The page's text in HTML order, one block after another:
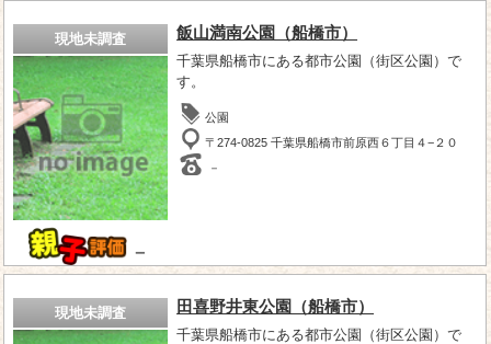
現地未調査
－
飯山満南公園（船橋市）
千葉県船橋市にある都市公園（街区公園）で
す。
公園
〒274-0825 千葉県船橋市前原西６丁目４−２０
－
現地未調査 田喜野井東公園（船橋市）
千葉県船橋市にある都市公園（街区公園）で